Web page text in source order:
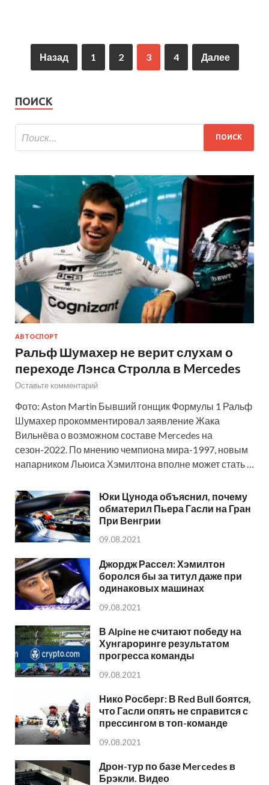
Назад 1 2 3 4 Далее
ПОИСК
АВТОСПОРТ
Ральф Шумахер не верит слухам о
переходе Лэнса Стролла в Mercedes
Оставьте комментарий
Фото: Aston Martin Бывший гонщик Формулы 1 Ральф
Шумахер прокомментировал заявление Жака
Вильнёва о возможном составе Mercedes на
сезон-2022. По мнению чемпиона мира-1997, новым
напарником Льюиса Хэмилтона вполне может стать …
Юки Цунода объяснил, почему
обматерил Пьера Гасли на Гран
При Венгрии
09.08.2021
Джордж Рассел: Хэмилтон
боролся бы за титул даже при
одинаковых машинах
09.08.2021
В Alpine не считают победу на
Хунгароринге результатом
прогресса команды
09.08.2021
Нико Росберг: В Red Bull боятся,
что Гасли опять не справится с
прессингом в топ-команде
09.08.2021
Дрон-тур по базе Mercedes в
Брэкли. Видео